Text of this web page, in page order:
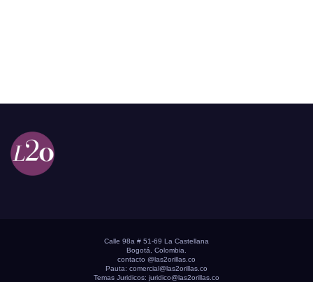
Calle 98a # 51-69 La Castellana
Bogotá, Colombia.
contacto @las2orillas.co
Pauta: comercial@las2orillas.co
Temas Juridicos: juridico@las2orillas.co